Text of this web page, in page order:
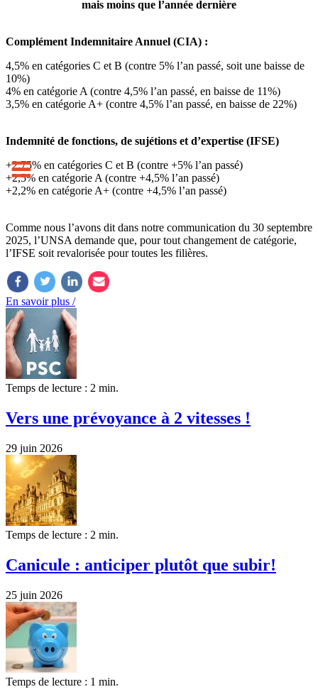
mais moins que l’année dernière
Complément Indemnitaire Annuel (CIA) :
4,5% en catégories C et B (contre 5% l’an passé, soit une baisse de
10%)
4% en catégorie A (contre 4,5% l’an passé, en baisse de 11%)
3,5% en catégorie A+ (contre 4,5% l’an passé, en baisse de 22%)
Indemnité de fonctions, de sujétions et d’expertise (IFSE)
+2,75% en catégories C et B (contre +5% l’an passé)
+2,5% en catégorie A (contre +4,5% l’an passé)
+2,2% en catégorie A+ (contre +4,5% l’an passé)
Comme nous l’avons dit dans notre communication du 30 septembre
2025, l’UNSA demande que, pour tout changement de catégorie,
l’IFSE soit revalorisée pour toutes les filières.
En savoir plus /
Temps de lecture : 2 min.
Vers une prévoyance à 2 vitesses !
29 juin 2026
Temps de lecture : 2 min.
Canicule : anticiper plutôt que subir!
25 juin 2026
Temps de lecture : 1 min.